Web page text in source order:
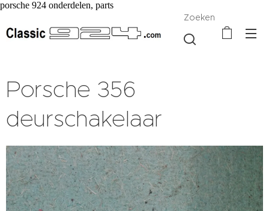
porsche 924 onderdelen, parts
Zoeken
Porsche 356
deurschakelaar